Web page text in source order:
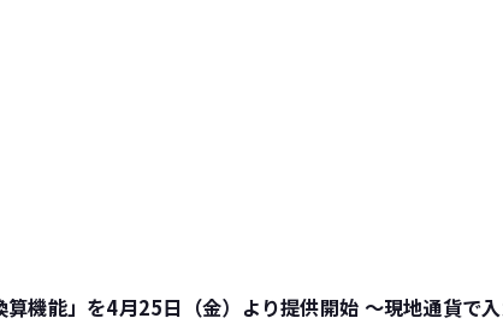
機能」を4月25日（金）より提供開始 〜現地通貨で